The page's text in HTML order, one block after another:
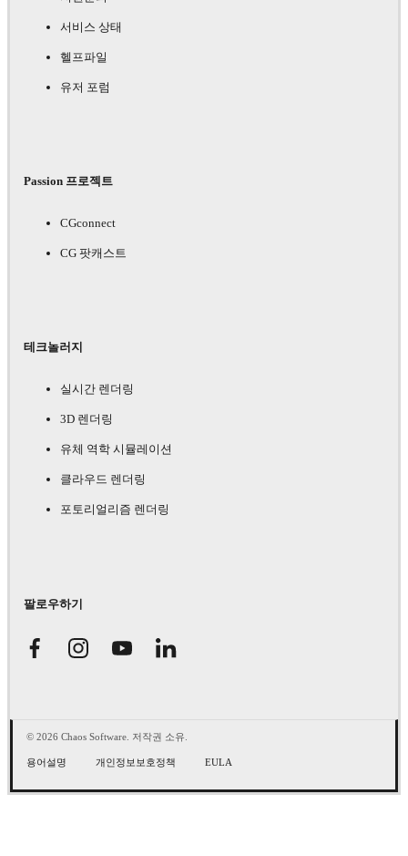
서비스 상태
헬프파일
유저 포럼
Passion 프로젝트
CGconnect
CG 팟캐스트
테크놀러지
실시간 렌더링
3D 렌더링
유체 역학 시뮬레이션
클라우드 렌더링
포토리얼리즘 렌더링
팔로우하기
© 2026 Chaos Software. 저작권 소유.
용어설명 개인정보보호정책 EULA